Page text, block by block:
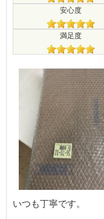
安心度
満足度
いつも丁寧です。